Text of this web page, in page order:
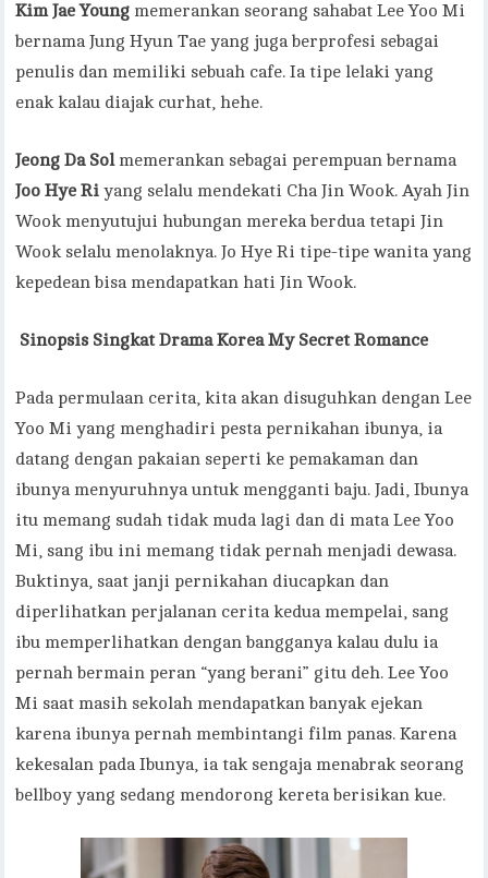
Kim Jae Young memerankan seorang sahabat Lee Yoo Mi
bernama Jung Hyun Tae yang juga berprofesi sebagai
penulis dan memiliki sebuah cafe. Ia tipe lelaki yang
enak kalau diajak curhat, hehe.
Jeong Da Solmemerankan sebagai perempuan bernama
Joo Hye Ri yang selalu mendekati Cha Jin Wook. Ayah Jin
Wook menyutujui hubungan mereka berdua tetapi Jin
Wook selalu menolaknya. Jo Hye Ri tipe-tipe wanita yang
kepedean bisa mendapatkan hati Jin Wook.
Sinopsis Singkat Drama Korea My Secret Romance
Pada permulaan cerita, kita akan disuguhkan dengan Lee
Yoo Mi yang menghadiri pesta pernikahan ibunya, ia
datang dengan pakaian seperti ke pemakaman dan
ibunya menyuruhnya untuk mengganti baju. Jadi, Ibunya
itu memang sudah tidak muda lagi dan di mata Lee Yoo
Mi, sang ibu ini memang tidak pernah menjadi dewasa.
Buktinya, saat janji pernikahan diucapkan dan
diperlihatkan perjalanan cerita kedua mempelai, sang
ibu memperlihatkan dengan bangganya kalau dulu ia
pernah bermain peran “yang berani” gitu deh. Lee Yoo
Mi saat masih sekolah mendapatkan banyak ejekan
karena ibunya pernah membintangi film panas. Karena
kekesalan pada Ibunya, ia tak sengaja menabrak seorang
bellboy yang sedang mendorong kereta berisikan kue.